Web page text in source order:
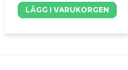
LÄGG I VARUKORGEN